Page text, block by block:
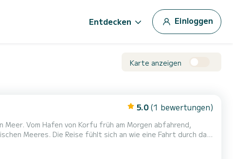
Entdecken Einloggen
Karte anzeigen
5.0 (1 bewertungen)
Meer. Vom Hafen von Korfu früh am Morgen abfahrend,
Meeres. Die Reise fühlt sich an wie eine Fahrt durch das
Horizont. Erster Stopp Lakka: Ein kleines Küstenparadies
Meer ist ruhig, perfekt für ein erstes Sc...